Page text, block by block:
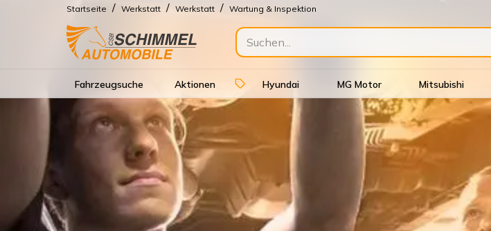
Startseite / Werkstatt / Werkstatt / Wartung & Inspektion
Fahrzeugsuche Aktionen Hyundai MG Motor Mitsubishi